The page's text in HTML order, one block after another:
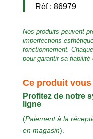
Réf : 86979
Nos produits peuvent
imperfections
fonctionnement.
pour garantir sa fiabilité
Ce produit
Profitez de notre
ligne
(Paiement à la
en magasin).